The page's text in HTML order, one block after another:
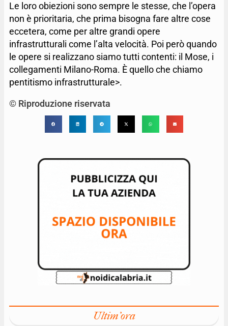
Le loro obiezioni sono sempre le stesse, che l’opera
non è prioritaria, che prima bisogna fare altre cose
eccetera, come per altre grandi opere
infrastrutturali come l’alta velocità. Poi però quando
le opere si realizzano siamo tutti contenti: il Mose, i
collegamenti Milano-Roma. È quello che chiamo
pentitismo infrastrutturale>.
© Riproduzione riservata
Ultim'ora